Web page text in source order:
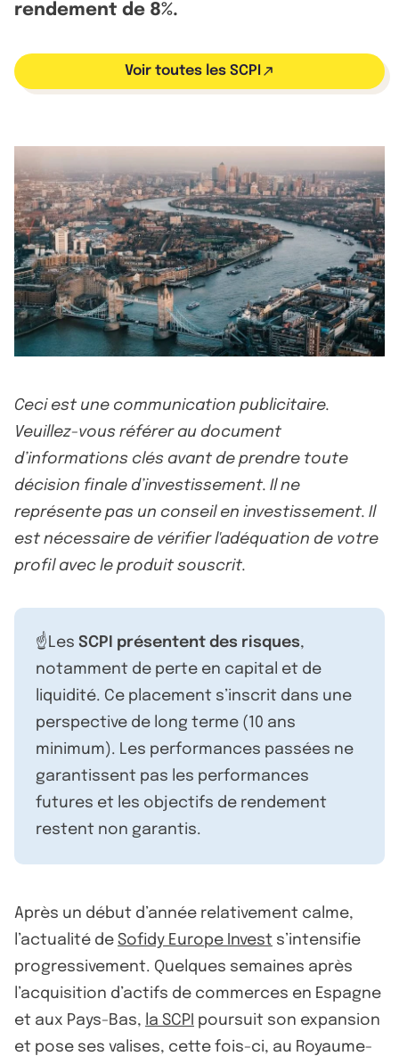
rendement de 8%.
Voir toutes les SCPI
Ceci est une communication publicitaire.
Veuillez-vous référer au document
d’informations clés avant de prendre toute
décision finale d’investissement. Il ne
représente pas un conseil en investissement. Il
est nécessaire de vérifier l'adéquation de votre
profil avec le produit souscrit.
☝️Les SCPI présentent des risques,
notamment de perte en capital et de
liquidité. Ce placement s’inscrit dans une
perspective de long terme (10 ans
minimum). Les performances passées ne
garantissent pas les performances
futures et les objectifs de rendement
restent non garantis.
Après un début d’année relativement calme,
l’actualité de Sofidy Europe Invest s’intensifie
progressivement. Quelques semaines après
l’acquisition d’actifs de commerces en Espagne
et aux Pays-Bas, la SCPI poursuit son expansion
et pose ses valises, cette fois-ci, au Royaume-